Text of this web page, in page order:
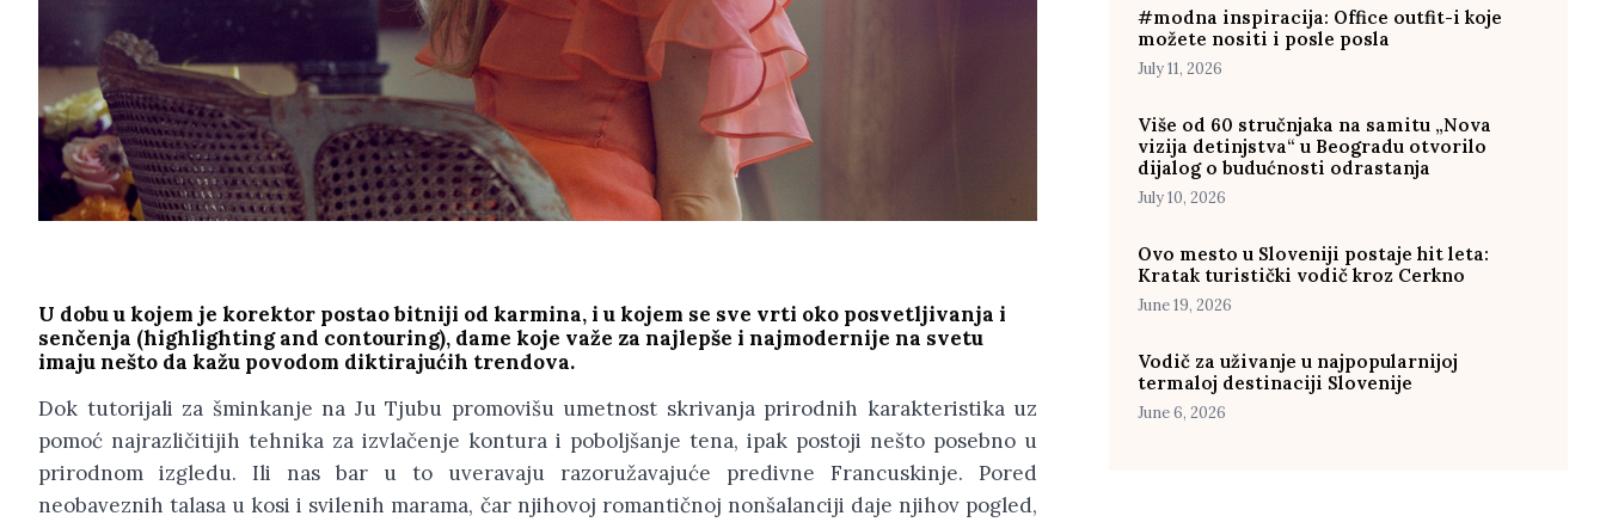
U dobu u kojem je korektor postao bitniji od karmina, i u kojem se sve vrti oko posvetljivanja i
senčenja (highlighting and contouring), dame koje važe za najlepše i najmodernije na svetu
imaju nešto da kažu povodom diktirajućih trendova.
Dok tutorijali za šminkanje na Ju Tjubu promovišu umetnost skrivanja prirodnih karakteristika uz
pomoć najrazličitijih tehnika za izvlačenje kontura i poboljšanje tena, ipak postoji nešto posebno u
prirodnom izgledu. Ili nas bar u to uveravaju razoružavajuće predivne Francuskinje. Pored
neobaveznih talasa u kosi i svilenih marama, čar njihovoj romantičnoj nonšalanciji daje njihov pogled,
#modna inspiracija: Office outfit-i koje
možete nositi i posle posla
July 11, 2026
Više od 60 stručnjaka na samitu „Nova
vizija detinjstva“ u Beogradu otvorilo
dijalog o budućnosti odrastanja
July 10, 2026
Ovo mesto u Sloveniji postaje hit leta:
Kratak turistički vodič kroz Cerkno
June 19, 2026
Vodič za uživanje u najpopularnijoj
termaloj destinaciji Slovenije
June 6, 2026